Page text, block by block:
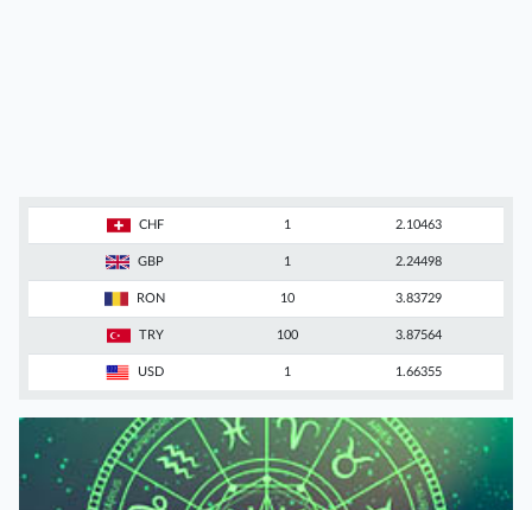
CHF 1 2.10463
GBP 1 2.24498
RON 10 3.83729
TRY 100 3.87564
USD 1 1.66355